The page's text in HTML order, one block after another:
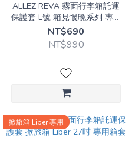
ALLEZ REVA 霧面行李箱託運
保護套 L號 箱見恨晚系列 專用
箱套
NT$690
NT$990
掀旅箱 Liber 專用